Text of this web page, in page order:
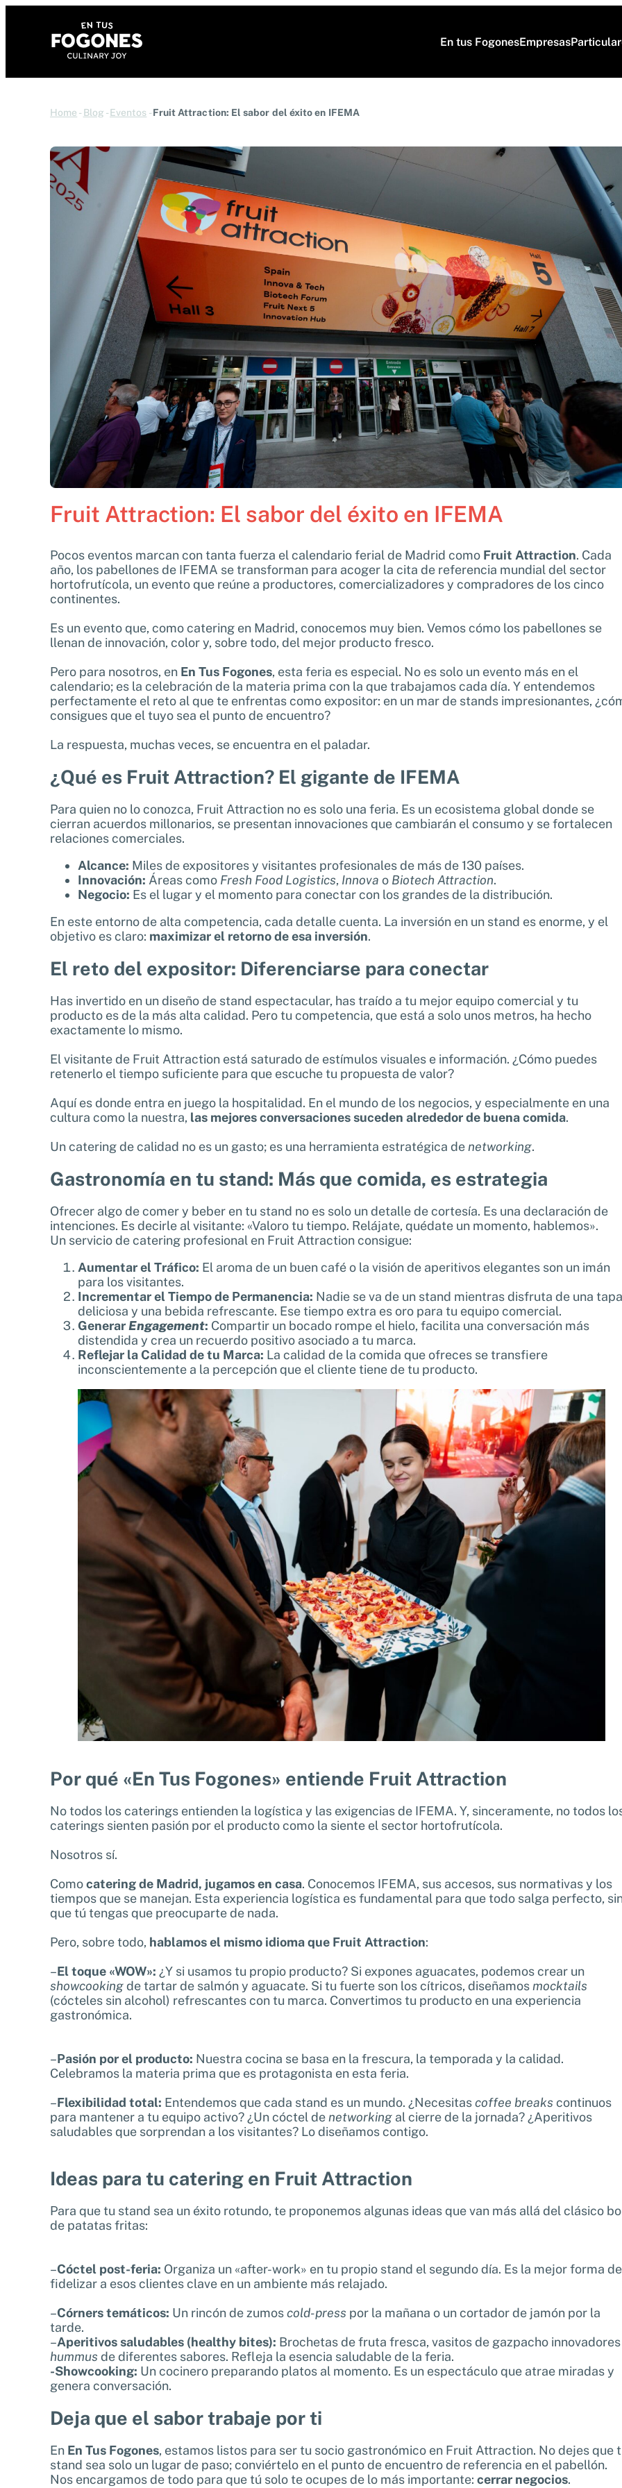
En tus FogonesEmpresas
Home -Blog -Eventos -Fruit Attraction: El sabor del éxito en IFEMA
Fruit Attraction: El sabor del éxito en IFEMA
Pocos eventos marcan con tanta fuerza el calendario ferial de Madrid como Fruit Attraction. Cada
año, los pabellones de IFEMA se transforman para acoger la cita de referencia mundial del sector
hortofrutícola, un evento que reúne a productores, comercializadores y compradores de los cinco
continentes.
Es un evento que, como catering en Madrid, conocemos muy bien. Vemos cómo los pabellones se
llenan de innovación, color y, sobre todo, del mejor producto fresco.
Pero para nosotros, en En Tus Fogones, esta feria es especial. No es solo un evento más en el
calendario; es la celebración de la materia prima con la que trabajamos cada día. Y entendemos
perfectamente el reto al que te enfrentas como expositor: en un mar de stands impresionantes,
consigues que el tuyo sea el punto de encuentro?
La respuesta, muchas veces, se encuentra en el paladar.
¿Qué es Fruit Attraction? El gigante de IFEMA
Para quien no lo conozca, Fruit Attraction no es solo una feria. Es un ecosistema global donde se
cierran acuerdos millonarios, se presentan innovaciones que cambiarán el consumo y se fortalecen
relaciones comerciales.
Alcance: Miles de expositores y visitantes profesionales de más de 130 países.
Innovación: Áreas como Fresh Food Logistics, Innova o Biotech Attraction.
Negocio: Es el lugar y el momento para conectar con los grandes de la distribución.
En este entorno de alta competencia, cada detalle cuenta. La inversión en un stand es enorme, y el
objetivo es claro: maximizar el retorno de esa inversión.
El reto del expositor: Diferenciarse para conectar
Has invertido en un diseño de stand espectacular, has traído a tu mejor equipo comercial y tu
producto es de la más alta calidad. Pero tu competencia, que está a solo unos metros, ha hecho
exactamente lo mismo.
El visitante de Fruit Attraction está saturado de estímulos visuales e información. ¿Cómo puedes
retenerlo el tiempo suficiente para que escuche tu propuesta de valor?
Aquí es donde entra en juego la hospitalidad. En el mundo de los negocios, y especialmente en una
cultura como la nuestra, las mejores conversaciones suceden alrededor de buena comida.
Un catering de calidad no es un gasto; es una herramienta estratégica de networking.
Gastronomía en tu stand: Más que comida, es estrategia
Ofrecer algo de comer y beber en tu stand no es solo un detalle de cortesía. Es una declaración de
intenciones. Es decirle al visitante: «Valoro tu tiempo. Relájate, quédate un momento, hablemos».
Un servicio de catering profesional en Fruit Attraction consigue:
Aumentar el Tráfico: El aroma de un buen café o la visión de aperitivos elegantes son un imán
para los visitantes.
Incrementar el Tiempo de Permanencia: Nadie se va de un stand mientras disfruta de una tapa
deliciosa y una bebida refrescante. Ese tiempo extra es oro para tu equipo comercial.
Generar Engagement: Compartir un bocado rompe el hielo, facilita una conversación más
distendida y crea un recuerdo positivo asociado a tu marca.
Reflejar la Calidad de tu Marca: La calidad de la comida que ofreces se transfiere
inconscientemente a la percepción que el cliente tiene de tu producto.
Por qué «En Tus Fogones» entiende Fruit Attraction
No todos los caterings entienden la logística y las exigencias de IFEMA. Y, sinceramente, no todos
caterings sienten pasión por el producto como la siente el sector hortofrutícola.
Nosotros sí.
Comocatering de Madrid, jugamos en casa. Conocemos IFEMA, sus accesos, sus normativas y los
tiempos que se manejan. Esta experiencia logística es fundamental para que todo salga perfecto,
que tú tengas que preocuparte de nada.
Pero, sobre todo, hablamos el mismo idioma que Fruit Attraction:
–El toque «WOW»: ¿Y si usamos tu propio producto? Si expones aguacates, podemos crear un
showcookingde tartar de salmón y aguacate. Si tu fuerte son los cítricos, diseñamos mocktails
(cócteles sin alcohol) refrescantes con tu marca. Convertimos tu producto en una experiencia
gastronómica.
–Pasión por el producto: Nuestra cocina se basa en la frescura, la temporada y la calidad.
Celebramos la materia prima que es protagonista en esta feria.
–Flexibilidad total: Entendemos que cada stand es un mundo. ¿Necesitascoffee breaks continuos
para mantener a tu equipo activo? ¿Un cóctel de networking al cierre de la jornada? ¿Aperitivos
saludables que sorprendan a los visitantes? Lo diseñamos contigo.
Ideas para tu catering en Fruit Attraction
Para que tu stand sea un éxito rotundo, te proponemos algunas ideas que van más allá del clásico
de patatas fritas:
–Cóctel post-feria: Organiza un «after-work» en tu propio stand el segundo día. Es la mejor forma de
fidelizar a esos clientes clave en un ambiente más relajado.
–Córners temáticos: Un rincón de zumoscold-press por la mañana o un cortador de jamón por la
tarde.
–Aperitivos saludables (healthy bites): Brochetas de fruta fresca, vasitos de gazpacho
hummus de diferentes sabores. Refleja la esencia saludable de la feria.
-Showcooking: Un cocinero preparando platos al momento. Es un espectáculo que atrae miradas y
genera conversación.
Deja que el sabor trabaje por ti
En En Tus Fogones, estamos listos para ser tu socio gastronómico en Fruit Attraction. No dejes que
stand sea solo un lugar de paso; conviértelo en el punto de encuentro de referencia en el pabellón.
Nos encargamos de todo para que tú solo te ocupes de lo más importante: cerrar negocios.